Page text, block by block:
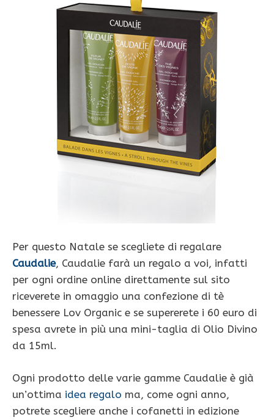
Per questo Natale se scegliete di regalare
Caudalie, Caudalie farà un regalo a voi, infatti
per ogni ordine online direttamente sul sito
riceverete in omaggio una confezione di tè
benessere Lov Organic e se supererete i 60 euro di
spesa avrete in più una mini-taglia di Olio Divino
da 15ml.
Ogni prodotto delle varie gamme Caudalie è già
un’ottima idea regalo ma, come ogni anno,
potrete scegliere anche i cofanetti in edizione